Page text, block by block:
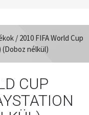
/ 2010 FIFA World Cup
(Doboz nélkül)
CUP